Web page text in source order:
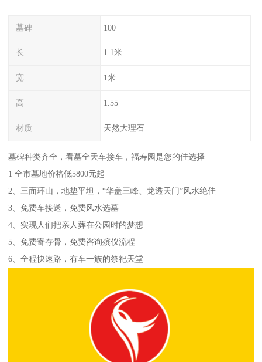
墓碑 100
长 1.1米
宽 1米
高 1.55
材质 天然大理石
墓碑种类齐全，看墓全天车接车，福寿园是您的佳选择
1 全市墓地价格低5800元起
2、三面环山，地垫平坦，“华盖三峰、龙透天门”风水绝佳
3、免费车接送，免费风水选墓
4、实现人们把亲人葬在公园时的梦想
5、免费寄存骨，免费咨询殡仪流程
6、全程快速路，有车一族的祭祀天堂